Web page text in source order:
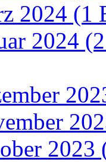
2024 (1
2024
2023